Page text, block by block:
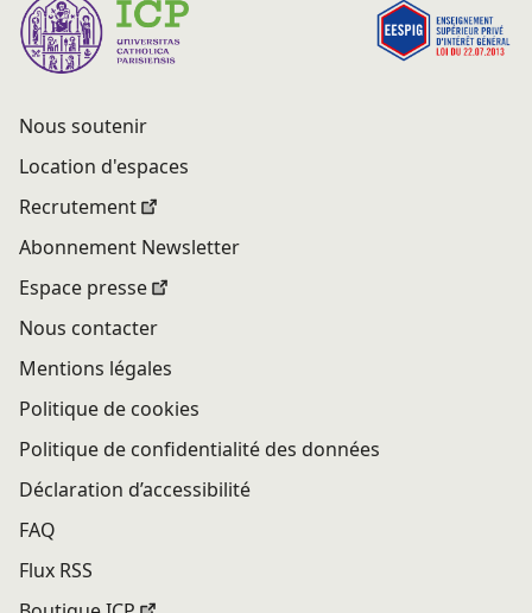
Nous soutenir
Location d'espaces
Recrutement
Abonnement Newsletter
Espace presse
Nous contacter
Mentions légales
Politique de cookies
Politique de confidentialité des données
Déclaration d’accessibilité
FAQ
Flux RSS